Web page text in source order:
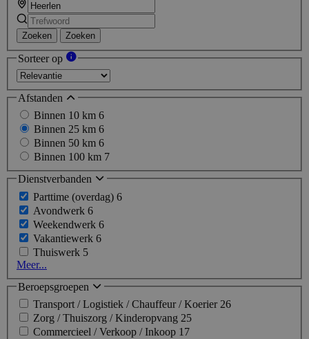
Zoeken Zoeken
Sorteer op
Afstanden
Binnen 10 km 6
Binnen 25 km 6
Binnen 50 km 6
Binnen 100 km 7
Dienstverbanden
Parttime (overdag) 6
Avondwerk 6
Weekendwerk 6
Vakantiewerk 6
Thuiswerk 5
Meer...
Beroepsgroepen
Transport / Logistiek / Chauffeur / Koerier26
Zorg / Thuiszorg / Kinderopvang 25
Commercieel / Verkoop / Inkoop 17